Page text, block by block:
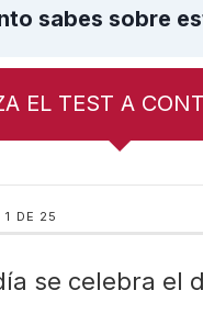
sabes sobre
EL TEST A
DE 25
se celebra el